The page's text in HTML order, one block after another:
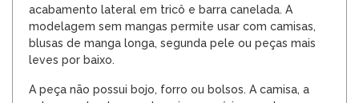
acabamento lateral em tricô e barra canelada. A
modelagem sem mangas permite usar com camisas,
blusas de manga longa, segunda pele ou peças mais
leves por baixo.
A peça não possui bojo, forro ou bolsos. A camisa, a